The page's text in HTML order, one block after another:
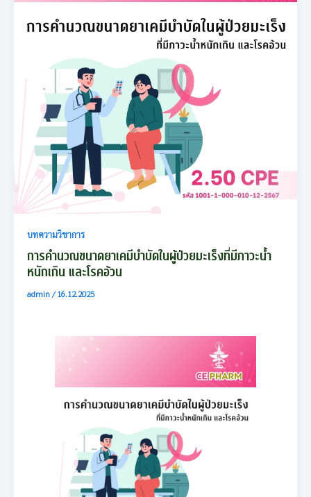
บทความวิชาการ
การคำนวณขนาดยาเคมีบำบัดในผู้ป่วยมะเร็งที่มีภาวะน้ำ
หนักเกิน และโรคอ้วน
admin/16.12.2025